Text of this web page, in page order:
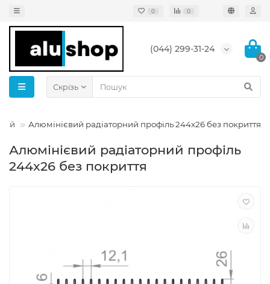
0 0
(044) 299-31-24
0
Скрізь
Алюмінієвий радіаторний профіль 244x26 без покриття
Алюмінієвий радіаторний профіль
244x26 без покриття